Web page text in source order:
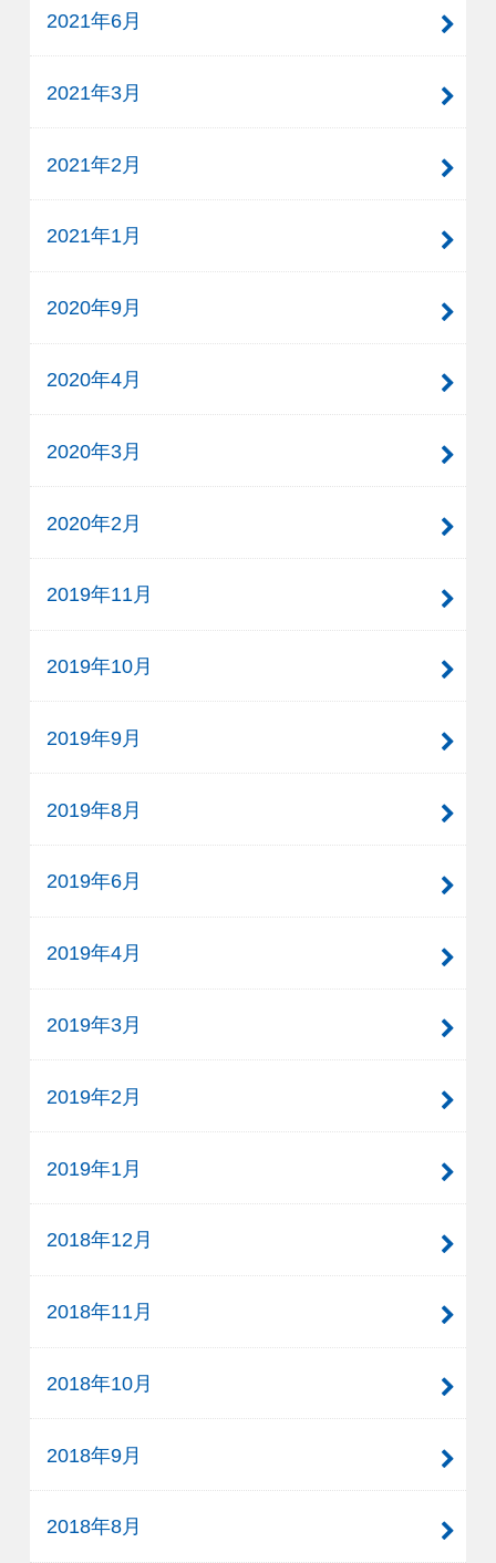
2021年6月
2021年3月
2021年2月
2021年1月
2020年9月
2020年4月
2020年3月
2020年2月
2019年11月
2019年10月
2019年9月
2019年8月
2019年6月
2019年4月
2019年3月
2019年2月
2019年1月
2018年12月
2018年11月
2018年10月
2018年9月
2018年8月